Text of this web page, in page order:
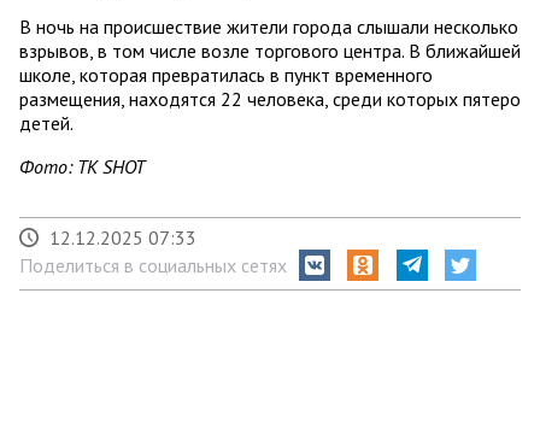
В ночь на происшествие жители города слышали несколько
взрывов, в том числе возле торгового центра. В ближайшей
школе, которая превратилась в пункт временного
размещения, находятся 22 человека, среди которых пятеро
детей.
Фото: ТК SHOT
12.12.2025 07:33
Поделиться в социальных сетях